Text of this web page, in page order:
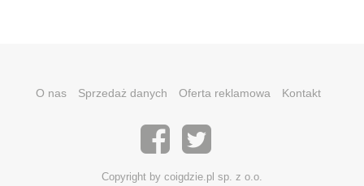
O nas Sprzedaż danych Oferta reklamowa Kontakt
Copyright by coigdzie.pl sp. z o.o.